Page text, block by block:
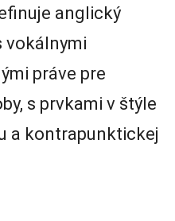
anglický
vokálnymi
práve pre
s prvkami v štýle
a kontrapunktickej